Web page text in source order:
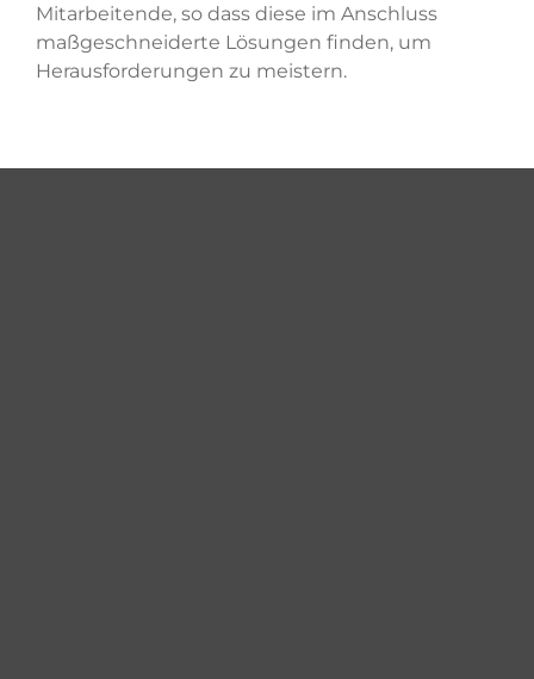
Mitarbeitende, so dass diese im Anschluss
maßgeschneiderte Lösungen finden, um
Herausforderungen zu meistern.